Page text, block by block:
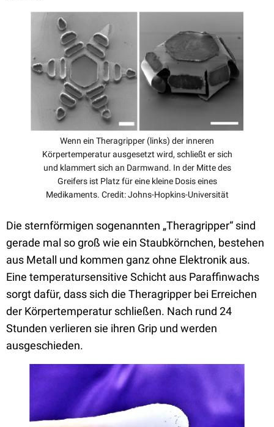
Wenn ein Theragripper (links) der inneren
Körpertemperatur ausgesetzt wird, schließt er sich
und klammert sich an Darmwand. In der Mitte des
Greifers ist Platz für eine kleine Dosis eines
Medikaments. Credit: Johns-Hopkins-Universität
Die sternförmigen sogenannten „Theragripper“ sind
gerade mal so groß wie ein Staubkörnchen, bestehen
aus Metall und kommen ganz ohne Elektronik aus.
Eine temperatursensitive Schicht aus Paraffinwachs
sorgt dafür, dass sich die Theragripper bei Erreichen
der Körpertemperatur schließen. Nach rund 24
Stunden verlieren sie ihren Grip und werden
ausgeschieden.